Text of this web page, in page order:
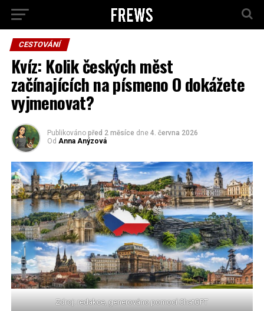
CESTOVÁNÍ
Kvíz: Kolik českých měst
začínajících na písmeno O dokážete
vyjmenovat?
Publikováno před 2 měsíce dne 4. června 2026
Od Anna Anýzová
Zdroj: redakce, generováno pomocí ChatGPT